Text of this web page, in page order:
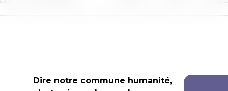
Dire notre commune humanité,